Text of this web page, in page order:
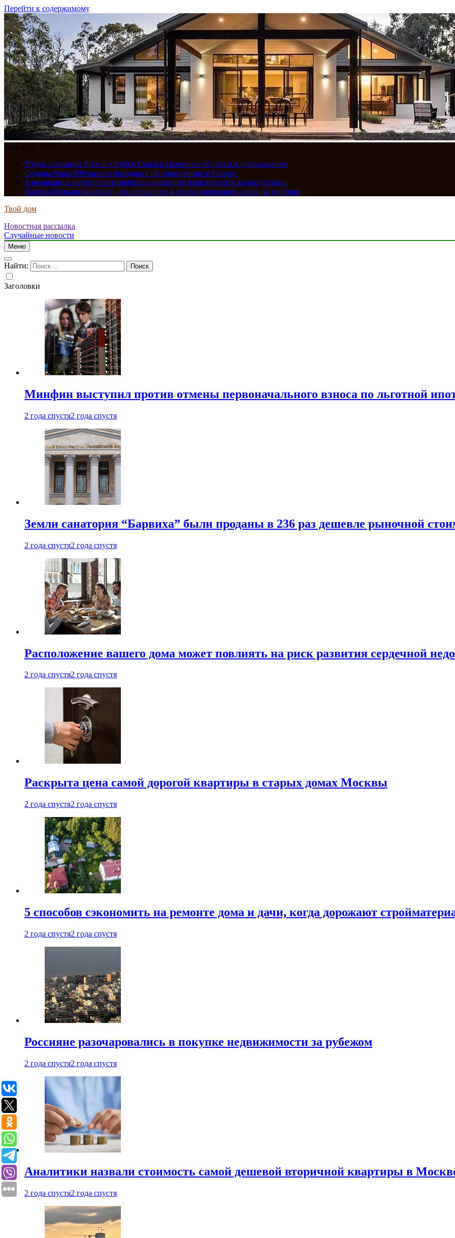
Перейти к содержимому
7 августа, 2026
Toyota освежила Prius и хэтчбек Corolla: скромные обновки и подорожание
Седаны Senat 900 начали продавать по объявлению в России
Американцы научили автомобиль показывать язык и ездить за продуктами
Власти Польши признали, что больше не в силах сдерживать цены на топливо
Твой дом
Новостная рассылка
Случайные новости
Меню
Найти:
Заголовки
Минфин выступил против отмены первоначального взноса по льготной
2 года спустя2 года спустя
Земли санатория “Барвиха” были проданы в 236 раз дешевле рыночной
2 года спустя2 года спустя
Расположение вашего дома может повлиять на риск развития сердечной
2 года спустя2 года спустя
Раскрыта цена самой дорогой квартиры в старых домах Москвы
2 года спустя2 года спустя
5 способов сэкономить на ремонте дома и дачи, когда дорожают
2 года спустя2 года спустя
Россияне разочаровались в покупке недвижимости за рубежом
2 года спустя2 года спустя
Аналитики назвали стоимость самой дешевой вторичной квартиры в
2 года спустя2 года спустя